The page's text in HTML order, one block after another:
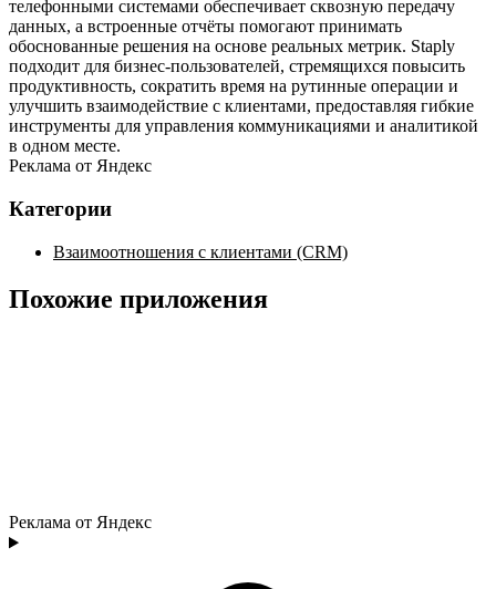
телефонными системами обеспечивает сквозную передачу
данных, а встроенные отчёты помогают принимать
обоснованные решения на основе реальных метрик. Staply
подходит для бизнес‑пользователей, стремящихся повысить
продуктивность, сократить время на рутинные операции и
улучшить взаимодействие с клиентами, предоставляя гибкие
инструменты для управления коммуникациями и аналитикой
в одном месте.
Реклама от Яндекс
Категории
Взаимоотношения с клиентами (CRM)
Похожие приложения
Реклама от Яндекс